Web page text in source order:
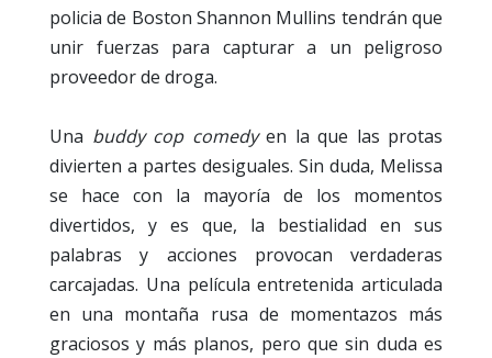
policia de Boston Shannon Mullins tendrán que
unir fuerzas para capturar a un peligroso
proveedor de droga.
Una buddy cop comedyen la que las protas
divierten a partes desiguales. Sin duda, Melissa
se hace con la mayoría de los momentos
divertidos, y es que, la bestialidad en sus
palabras y acciones provocan verdaderas
carcajadas. Una película entretenida articulada
en una montaña rusa de momentazos más
graciosos y más planos, pero que sin duda es